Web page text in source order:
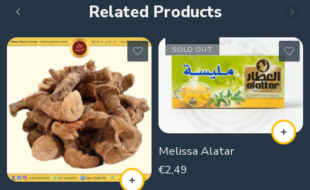
Related Products
SOLD OUT
Melissa Alatar
€2,49